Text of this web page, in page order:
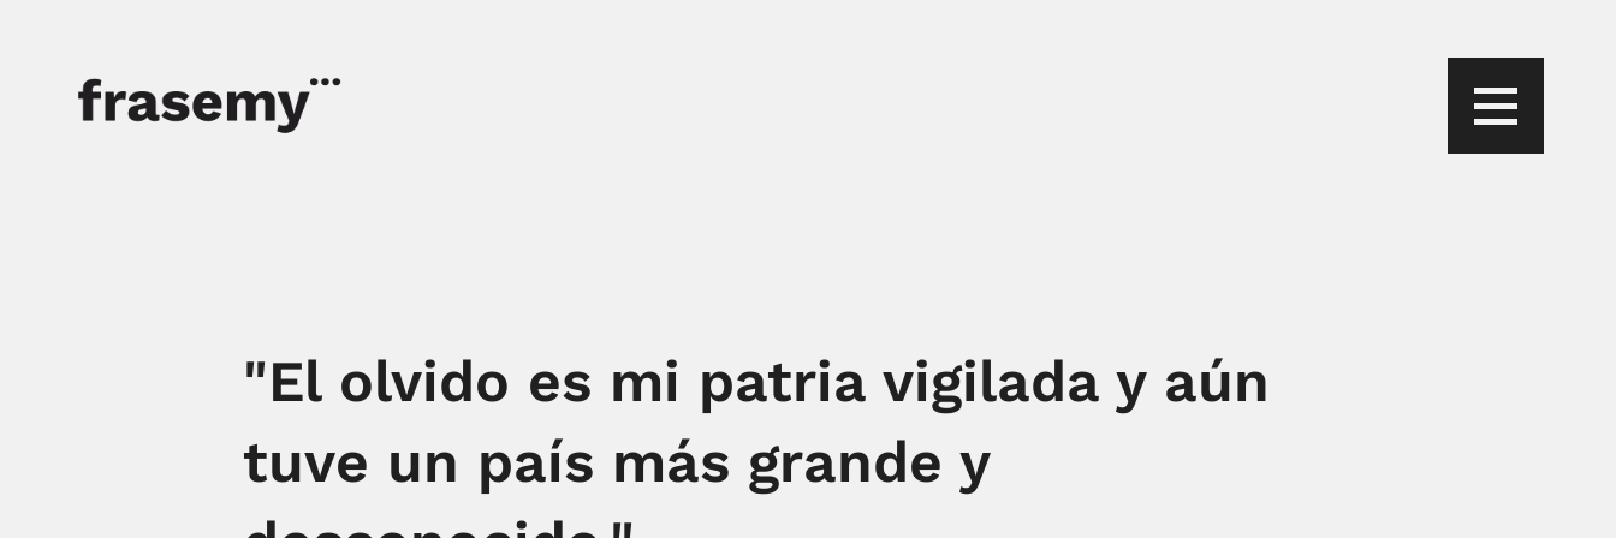
"El olvido es mi patria vigilada y aún
tuve un país más grande y